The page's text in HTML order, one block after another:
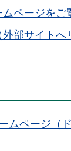
ページをご
部サイトへ
ムページ（